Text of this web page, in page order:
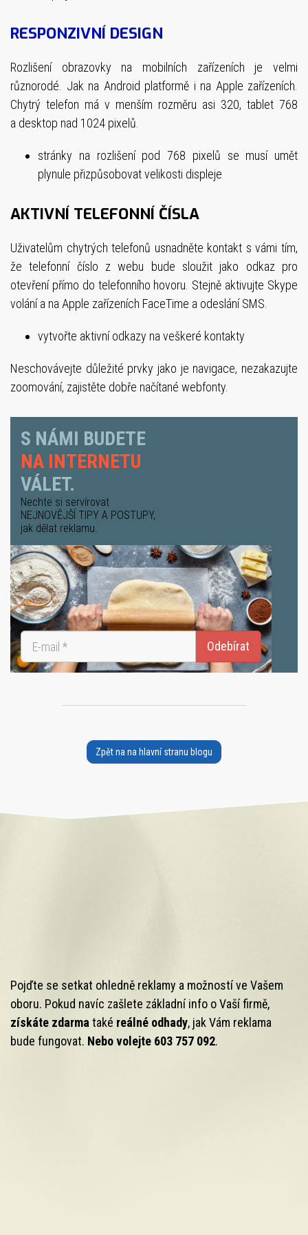
RESPONZIVNÍ DESIGN
Rozlišení obrazovky na mobilních zařízeních je velmi
různorodé. Jak na Android platformě i na Apple zařízeních.
Chytrý telefon má v menším rozměru asi 320, tablet 768
a desktop nad 1024 pixelů.
stránky na rozlišení pod 768 pixelů se musí umět
plynule přizpůsobovat velikosti displeje
AKTIVNÍ TELEFONNÍ ČÍSLA
Uživatelům chytrých telefonů usnadněte kontakt s vámi tím,
že telefonní číslo z webu bude sloužit jako odkaz pro
otevření přímo do telefonního hovoru. Stejně aktivujte Skype
volání a na Apple zařízeních FaceTime a odeslání SMS.
vytvořte aktivní odkazy na veškeré kontakty
Neschovávejte důležité prvky jako je navigace, nezakazujte
zoomování, zajistěte dobře načítané webfonty.
S NÁMI BUDETE
NA INTERNETU
VÁLET.
Nechte si servírovat
NEJNOVĚJŠÍ TIPY A POSTUPY,
jak dělat reklamu.
Zpět na na hlavní stranu blogu
Pojďte se setkat ohledně reklamy a možností ve Vašem
oboru. Pokud navíc zašlete základní info o Vaší firmě,
získáte zdarma také reálné odhady, jak Vám reklama
bude fungovat. Nebo volejte 603 757 092.